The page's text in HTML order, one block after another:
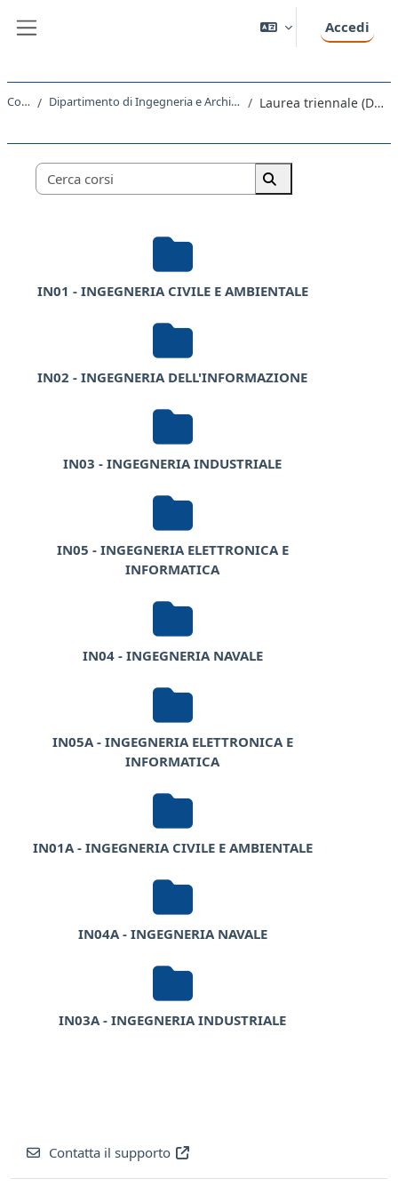
Accedi
Corsi Dipartimento di Ingegneria e Architettura Laurea triennale (DM270)
Categorie di corso
Cerca corsi
Cerca corsi
IN01 - INGEGNERIA CIVILE E AMBIENTALE
IN02 - INGEGNERIA DELL'INFORMAZIONE
IN03 - INGEGNERIA INDUSTRIALE
IN05 - INGEGNERIA ELETTRONICA E
INFORMATICA
IN04 - INGEGNERIA NAVALE
IN05A - INGEGNERIA ELETTRONICA E
INFORMATICA
IN01A - INGEGNERIA CIVILE E AMBIENTALE
IN04A - INGEGNERIA NAVALE
IN03A - INGEGNERIA INDUSTRIALE
Contatta il supporto